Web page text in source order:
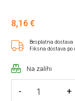
8,16€
Besplatna
Fiksna dostava po
Na zalihi
- +